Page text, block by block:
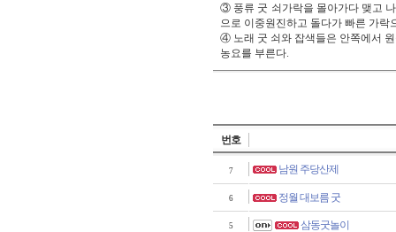
③ 풍류 굿 쇠가락을 몰아가다 맺고
으로 이중원진하고 돌다가 빠른 가
④ 노래 굿 쇠와 잡색들은 안쪽에서
농요를 부른다.
번호
7 남원 주당산제
6 정월 대보름 굿
5 삼동굿놀이